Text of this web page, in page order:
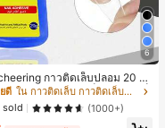
6
กาวติดเล็บปลอม 20 กรั
ดสูง เจลสติกเกอร์เล็บนุ่ม แห้งเร็
ะสำหรับผู้เริ่มต้นทำเล็บ ติดทนน
ดี
ใน กาวติดเล็บ กาวติดเล็บและสารยึดติด
sold
(1000+)